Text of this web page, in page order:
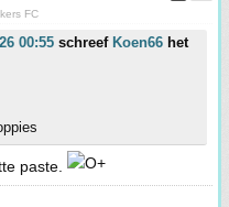
FC
00:55 schreef Koen66 het
paste.